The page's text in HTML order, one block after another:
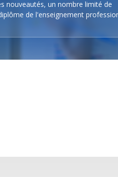
nouveautés, un nombre limité de
de l'enseignement